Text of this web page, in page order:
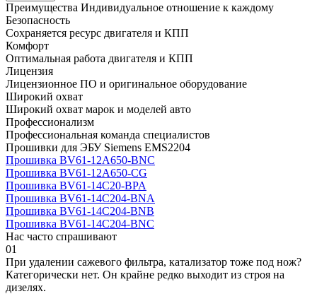
Преимущества Индивидуальное отношение к каждому
Безопасность
Сохраняется ресурс двигателя и КПП
Комфорт
Оптимальная работа двигателя и КПП
Лицензия
Лицензионное ПО и оригинальное оборудование
Широкий охват
Широкий охват марок и моделей авто
Профессионализм
Профессиональная команда специалистов
Прошивки для ЭБУ Siemens EMS2204
Прошивка BV61-12A650-BNC
Прошивка BV61-12A650-CG
Прошивка BV61-14C20-BPA
Прошивка BV61-14C204-BNA
Прошивка BV61-14C204-BNB
Прошивка BV61-14C204-BNC
Нас часто спрашивают
01
При удалении сажевого фильтра, катализатор тоже под нож?
Категорически нет. Он крайне редко выходит из строя на
дизелях.